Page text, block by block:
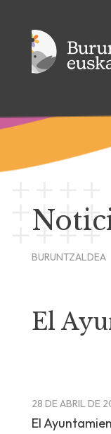
BURUNTZALDEA
El
28 DE ABRIL DE
El